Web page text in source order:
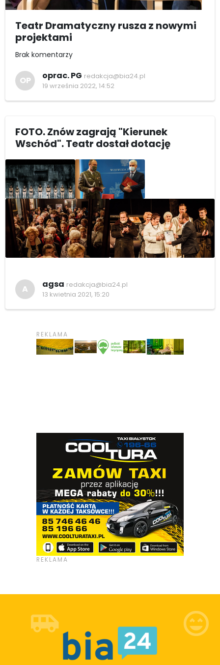
Teatr Dramatyczny rusza z nowymi
projektami
Brak komentarzy
OP oprac. PG redakcja@bia24.pl
19 września 2022, 14:52
FOTO. Znów zagrają "Kierunek
Wschód". Teatr dostał dotację
A agsa redakcja@bia24.pl
13 kwietnia 2021, 15:20